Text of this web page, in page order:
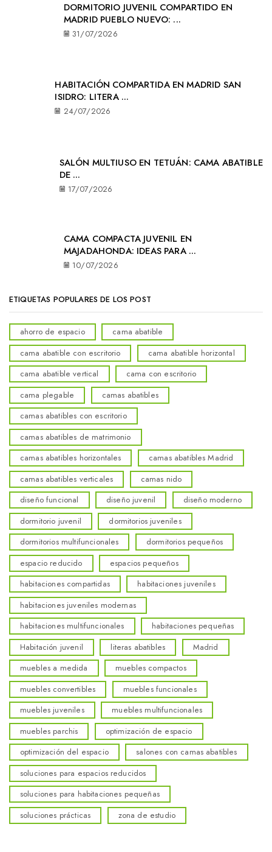
DORMITORIO JUVENIL COMPARTIDO EN
MADRID PUEBLO NUEVO: ...
31/07/2026
HABITACIÓN COMPARTIDA EN MADRID SAN
ISIDRO: LITERA ...
24/07/2026
SALÓN MULTIUSO EN TETUÁN: CAMA ABATIBLE
DE ...
17/07/2026
CAMA COMPACTA JUVENIL EN
MAJADAHONDA: IDEAS PARA ...
10/07/2026
ETIQUETAS POPULARES DE LOS POST
ahorro de espacio
cama abatible
cama abatible con escritorio
cama abatible horizontal
cama abatible vertical
cama con escritorio
cama plegable
camas abatibles
camas abatibles con escritorio
camas abatibles de matrimonio
camas abatibles horizontales
camas abatibles Madrid
camas abatibles verticales
camas nido
diseño funcional
diseño juvenil
diseño moderno
dormitorio juvenil
dormitorios juveniles
dormitorios multifuncionales
dormitorios pequeños
espacio reducido
espacios pequeños
habitaciones compartidas
habitaciones juveniles
habitaciones juveniles modernas
habitaciones multifuncionales
habitaciones pequeñas
Habitación juvenil
literas abatibles
Madrid
muebles a medida
muebles compactos
muebles convertibles
muebles funcionales
muebles juveniles
muebles multifuncionales
muebles parchis
optimización de espacio
optimización del espacio
salones con camas abatibles
soluciones para espacios reducidos
soluciones para habitaciones pequeñas
soluciones prácticas
zona de estudio